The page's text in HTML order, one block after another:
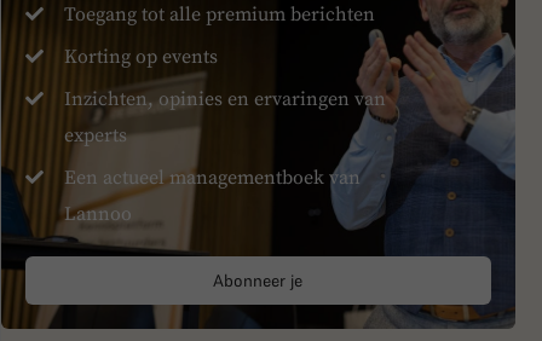
Toegang tot alle premium berichten
Korting op events
Inzichten, opinies en ervaringen van
experts
Een actueel managementboek van
Lannoo
Abonneer je